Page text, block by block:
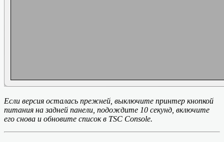
Если версия осталась прежней, выключите принтер кнопкой
питания на задней панели, подождите 10 секунд, включите
его снова и обновите список в TSC Console.